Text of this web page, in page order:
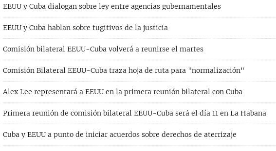
EEUU y Cuba dialogan sobre ley entre agencias gubernamentales
EEUU y Cuba hablan sobre fugitivos de la justicia
Comisión bilateral EEUU-Cuba volverá a reunirse el martes
Comisión Bilateral EEUU-Cuba traza hoja de ruta para "normalización"
Alex Lee representará a EEUU en la primera reunión bilateral con Cuba
Primera reunión de comisión bilateral EEUU-Cuba será el día 11 en La Habana
Cuba y EEUU a punto de iniciar acuerdos sobre derechos de aterrizaje